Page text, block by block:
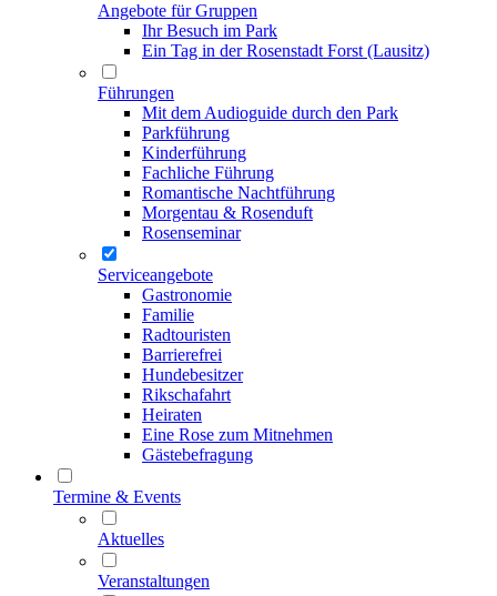
Angebote für Gruppen
Ihr Besuch im Park
Ein Tag in der Rosenstadt Forst (Lausitz)
Führungen
Mit dem Audioguide durch den Park
Parkführung
Kinderführung
Fachliche Führung
Romantische Nachtführung
Morgentau & Rosenduft
Rosenseminar
Serviceangebote
Gastronomie
Familie
Radtouristen
Barrierefrei
Hundebesitzer
Rikschafahrt
Heiraten
Eine Rose zum Mitnehmen
Gästebefragung
Termine & Events
Aktuelles
Veranstaltungen